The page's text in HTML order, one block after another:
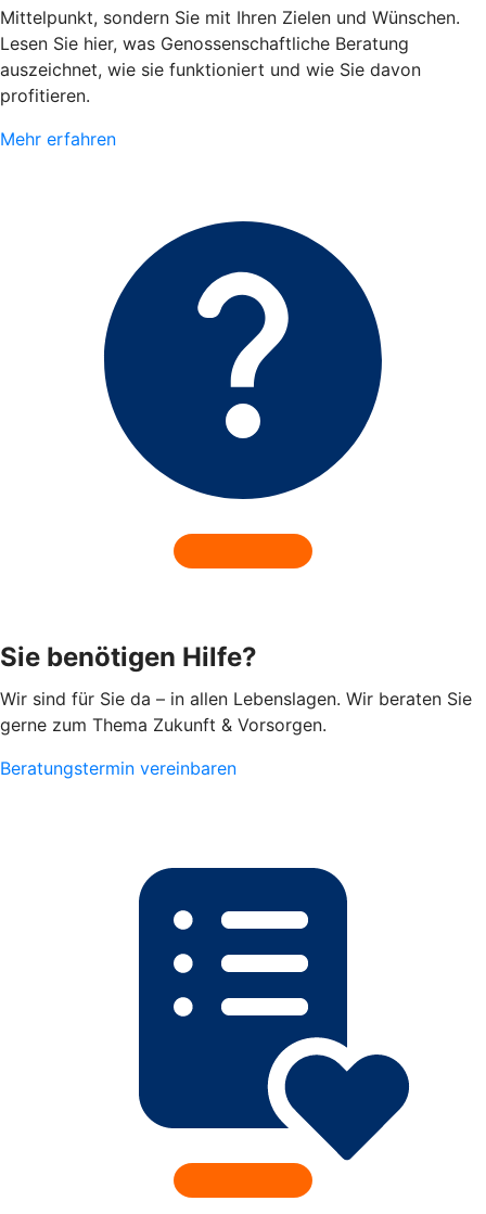
Mittelpunkt, sondern Sie mit Ihren Zielen und Wünschen.
Lesen Sie hier, was Genossenschaftliche Beratung
auszeichnet, wie sie funktioniert und wie Sie davon
profitieren.
Mehr erfahren
Sie benötigen Hilfe?
Wir sind für Sie da – in allen Lebenslagen. Wir beraten Sie
gerne zum Thema Zukunft & Vorsorgen.
Beratungstermin vereinbaren